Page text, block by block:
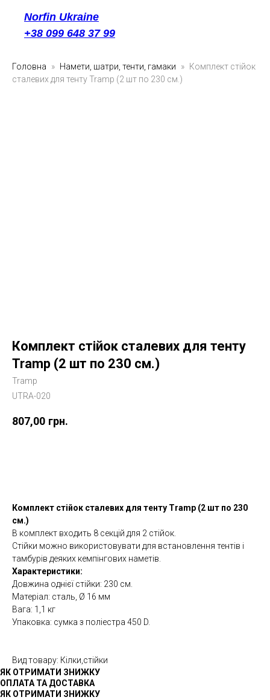
Norfin Ukraine
+38 099 648 37 99
Головна Намети, шатри, тенти, гамаки
Комплект стійок
сталевих для тенту Tramp (2 шт по 230 см.)
Комплект стійок сталевих для тенту
Tramp (2 шт по 230 см.)
Tramp
UTRA-020
807,00 грн.
Комплект стійок сталевих для тенту Tramp (2 шт по 230
см.)
В комплект входить 8 секцій для 2 стійок.
Стійки можно використовувати для встановлення тентів і
тамбурів деяких кемпінгових наметів.
Характеристики:
Довжина однієї стійки: 230 см.
Матеріал: сталь, Ø 16 мм
Вага: 1,1 кг
Упаковка: сумка з поліестра 450 D.
Вид товару: Кілки,стійки
ЯК ОТРИМАТИ ЗНИЖКУ
ОПЛАТА ТА ДОСТАВКА
ЯК ОТРИМАТИ ЗНИЖКУ